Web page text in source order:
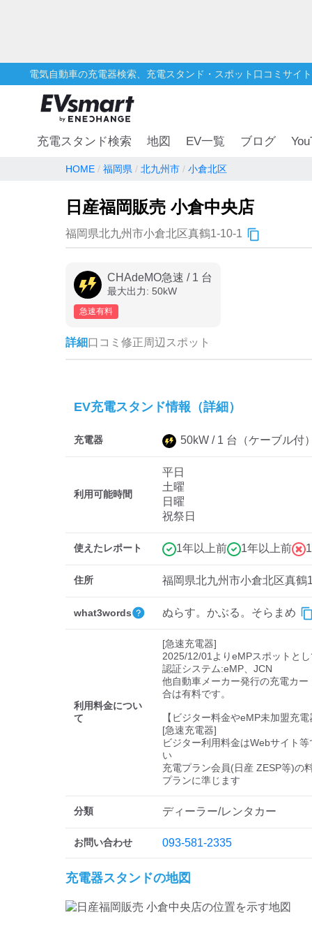
電気自動車の充電器検索、充電スタンド・スポット口コミサイト
充電スタンド検索 地図 EV一覧 ブログ
HOME 福岡県 北九州市 小倉北区
日産福岡販売 小倉中央店
福岡県北九州市小倉北区真鶴1-10-1
CHAdeMO急速 / 1 台
最大出力: 50kW
急速有料
詳細口コミ 修正周辺スポット
EV充電スタンド情報（詳細）
充電器 50kW / 1 台 （ケーブル付
利用可能時間
平日
土曜
日曜
祝祭日
使えたレポート 1年以上前 1年以上前
住所 福岡県北九州市小倉北区真鶴
what3words ぬらす。かぶる。そらまめ
利用料金につい
て
[急速充電器]
2025/12/01よりeMPスポットと
認証システム:eMP、JCN
他自動車メーカー発行の充電カー
合は有料です。
【ビジター料金やeMP未加盟充
[急速充電器]
ビジター利用料金はWebサイト
い
充電プラン会員(日産 ZESP等)の
プランに準じます
分類 ディーラー/レンタカー
お問い合わせ 093-581-2335
充電器スタンドの地図